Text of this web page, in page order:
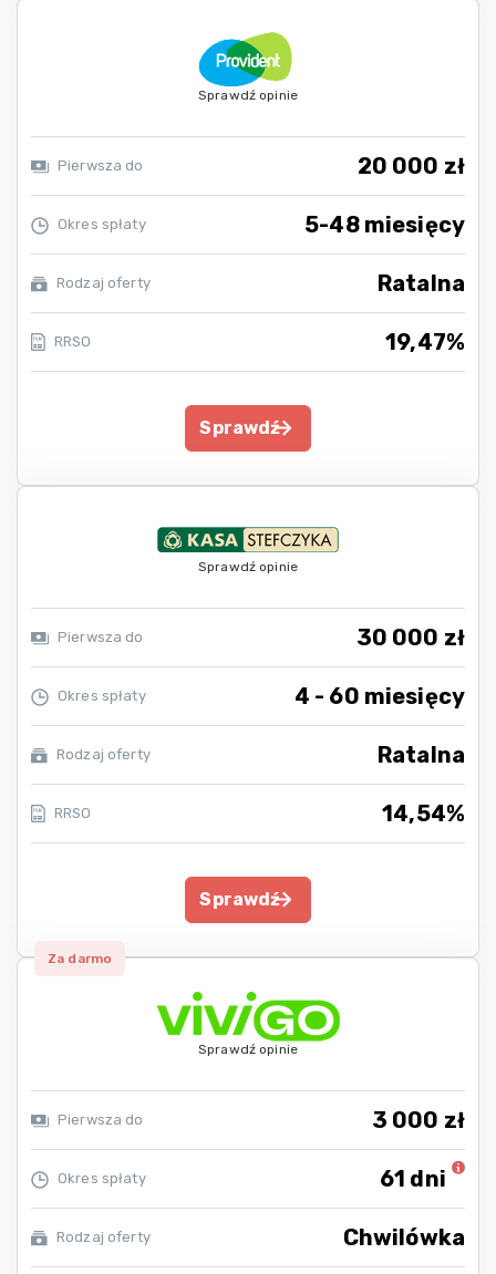
Sprawdź opinie
Pierwsza do 20 000 zł
Okres spłaty 5-48 miesięcy
Rodzaj oferty Ratalna
RRSO 19,47%
Sprawdź
Sprawdź opinie
Pierwsza do 30 000 zł
Okres spłaty 4 - 60 miesięcy
Rodzaj oferty Ratalna
RRSO 14,54%
Sprawdź
Za darmo
Sprawdź opinie
Pierwsza do 3 000 zł
Okres spłaty 61 dni
Rodzaj oferty Chwilówka